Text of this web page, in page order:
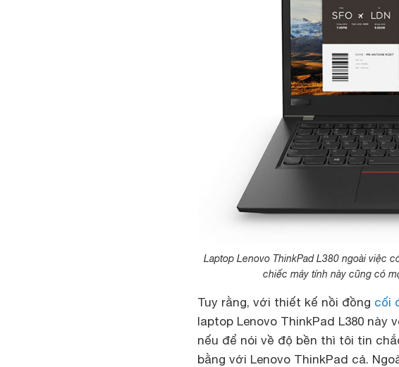
Laptop Lenovo ThinkPad L380 ngoài việc
chiếc máy tính này cũng có
Tuy rằng, với thiết kế nồi đồng cối
laptop Lenovo ThinkPad L380 này
nếu để nói về độ bền thì tôi tin
bằng với Lenovo ThinkPad cả.